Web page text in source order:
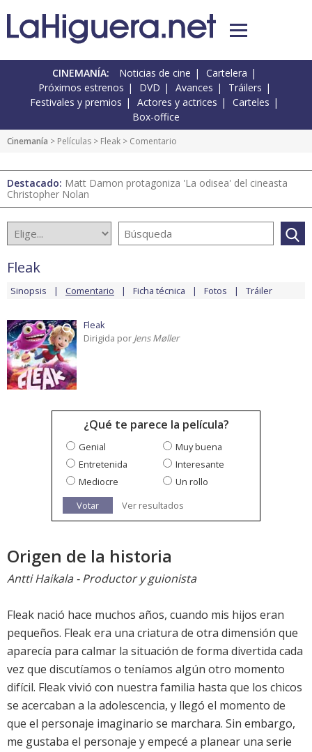
CINEMANÍA: Noticias de cine
Cartelera
Próximos estrenos
DVD Avances
Tráilers
Festivales y premios
Actores y actrices
Carteles
Box-office
Cinemanía > Películas > Fleak > Comentario
Destacado: Matt Damon protagoniza 'La odisea' del cineasta
Christopher Nolan
Fleak
Sinopsis Comentario Ficha técnica Fotos Tráiler
Fleak
Dirigida por Jens Møller
¿Qué te parece la película?
Genial
Muy buena
Entretenida
Interesante
Mediocre
Un rollo
Votar
Ver resultados
Origen de la historia
Antti Haikala - Productor y guionista
Fleak nació hace muchos años, cuando mis hijos eran
pequeños. Fleak era una criatura de otra dimensión que
aparecía para calmar la situación de forma divertida cada
vez que discutíamos o teníamos algún otro momento
difícil. Fleak vivió con nuestra familia hasta que los chicos
se acercaban a la adolescencia, y llegó el momento de
que el personaje imaginario se marchara. Sin embargo,
me gustaba el personaje y empecé a planear una serie